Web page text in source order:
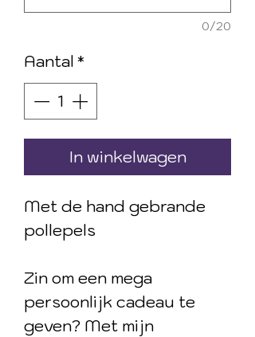
0/20
Aantal*
In winkelwagen
Met de hand gebrande
pollepels
Zin om een mega
persoonlijk cadeau te
geven? Met mijn